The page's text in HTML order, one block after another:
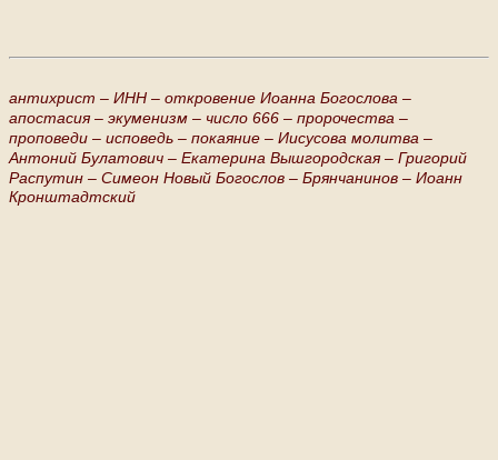
антихрист – ИНН – откровение Иоанна Богослова –
апостасия – экуменизм – число 666 – пророчества –
проповеди – исповедь – покаяние – Иисусова молитва –
Антоний Булатович – Екатерина Вышгородская – Григорий
Распутин – Симеон Новый Богослов – Брянчанинов – Иоанн
Кронштадтский